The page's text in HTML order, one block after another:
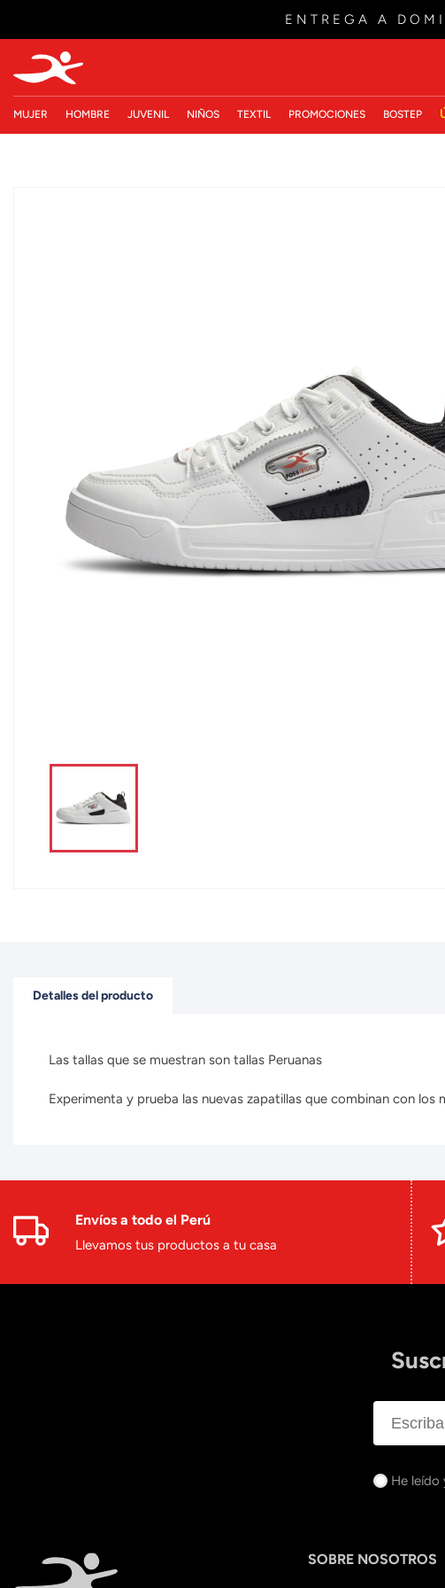
ENTREGA A
MUJER HOMBRE JUVENIL NIÑOS TEXTIL PROMOCIONES BOSTEP
Detalles del producto
Las tallas que se muestran son tallas Peruanas
Experimenta y prueba las nuevas zapatillas que combinan con
Envíos a todo el Perú
Llevamos tus productos a tu casa
He leído
SOBRE NOSOTROS